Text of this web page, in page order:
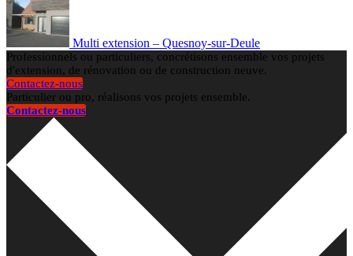
Multi extension – Quesnoy-sur-Deule
Professionnels ou particuliers, concrétisons ensemble vos projets
d'extension, de rénovation ou de construction neuve.
Contactez-nous
Particulier ou pro, réalisons vos projets ensemble.
Contactez-nous